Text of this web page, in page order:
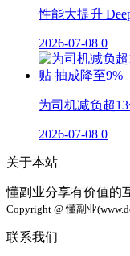
性能大提升
2026-07-08 0
为司机减负超
2026-07-08 0
关于本站
懂副业分享有价值的
Copyright @ 懂副业
联系我们